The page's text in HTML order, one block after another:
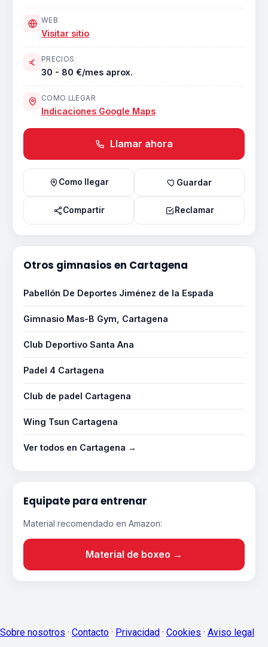
WEB
Visitar sitio
PRECIOS
30 - 80 €/mes aprox.
COMO LLEGAR
Indicaciones Google Maps
Llamar ahora
Como llegar Guardar
Compartir Reclamar
Otros gimnasios en Cartagena
Pabellón De Deportes Jiménez de la Espada
Gimnasio Mas-B Gym, Cartagena
Club Deportivo Santa Ana
Padel 4 Cartagena
Club de padel Cartagena
Wing Tsun Cartagena
Ver todos en Cartagena →
Equipate para entrenar
Material recomendado en Amazon:
Material de boxeo →
Sobre nosotros · Contacto · Privacidad · Cookies · Aviso legal